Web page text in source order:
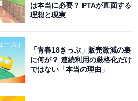
ってみたい「京都府の紅葉スポット」
調査】
は本当に必要？ PTAが直面する
理想と現実
「青春18きっぷ」販売激減の裏
に何が？ 連続利用の厳格化だけ
ではない「本当の理由」